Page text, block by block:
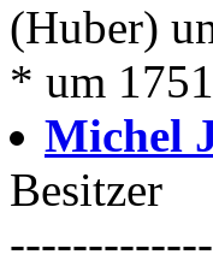
(Huber)
* um
Michel
Besitzer